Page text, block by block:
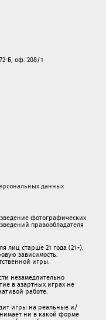
Б, оф. 208/1
данных
фотографических
правообладателя
лиц старше 21 года (21+).
зависимость.
игры.
незамедлительно
в азартных играх не
работе.
игры на реальные и/
ни в какой форме